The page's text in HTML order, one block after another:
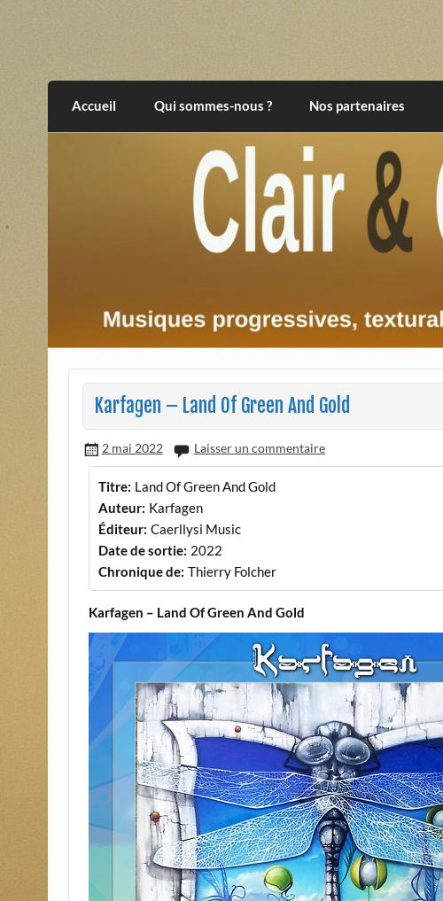
Clair et Obscur
Accueil Qui sommes-nous ? Nos partenaires
Karfagen – Land Of Green And Gold
2 mai 2022 Laisser un commentaire
Titre: Land Of Green And Gold
Auteur: Karfagen
Éditeur: Caerllysi Music
Date de sortie: 2022
Chronique de: Thierry Folcher
Karfagen – Land Of Green And Gold